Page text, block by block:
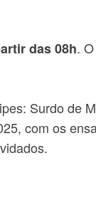
das 08h.
Surdo de
com os